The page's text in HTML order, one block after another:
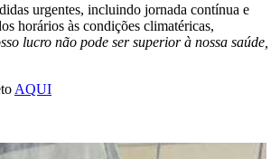
urgentes, incluindo jornada contínua e
horários às condições climatéricas,
lucro não pode ser superior à nossa saúde,
AQUI